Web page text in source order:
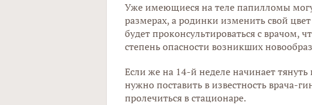
Уже имеющиеся на теле папилломы
размерах, а родинки изменить свой
будет проконсультироваться с врачом,
степень опасности возникших
Если же на 14-й неделе начинает
нужно поставить в известность врача-
пролечиться в стационаре.